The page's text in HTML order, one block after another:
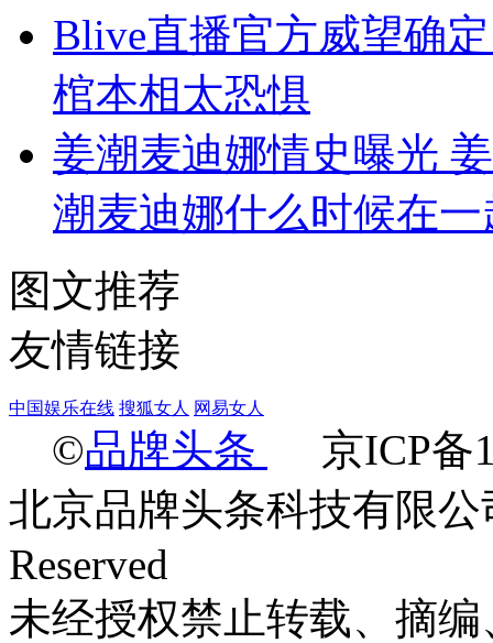
Blive直播官方威望确
棺本相太恐惧
姜潮麦迪娜情史曝光
潮麦迪娜什么时候在一
图文推荐
友情链接
中国娱乐在线 搜狐女人 网易女人
©品牌头条
京ICP备
北京品牌头条科技有限公
Reserved
未经授权禁止转载、摘